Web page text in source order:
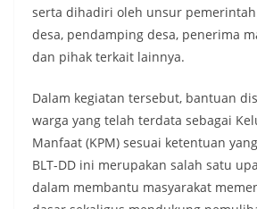
serta dihadiri oleh unsur
desa, pendamping desa, penerima
dan pihak terkait lainnya.
Dalam kegiatan tersebut, bantuan
warga yang telah terdata sebagai
Manfaat (KPM) sesuai ketentuan
BLT-DD ini merupakan salah satu
dalam membantu masyarakat